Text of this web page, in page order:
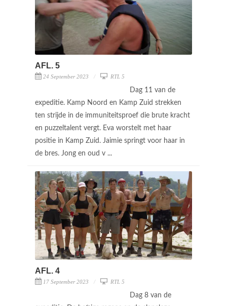
AFL. 5
24 September 2023 RTL 5
Dag 11 van de
expeditie. Kamp Noord en Kamp Zuid strekken
ten strijde in de immuniteitsproef die brute kracht
en puzzeltalent vergt. Eva worstelt met haar
positie in Kamp Zuid. Jaimie springt voor haar in
de bres. Jong en oud v ...
AFL. 4
17 September 2023 RTL 5
Dag 8 van de